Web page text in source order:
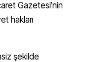
Gazetesi’nin
hakları
şekilde